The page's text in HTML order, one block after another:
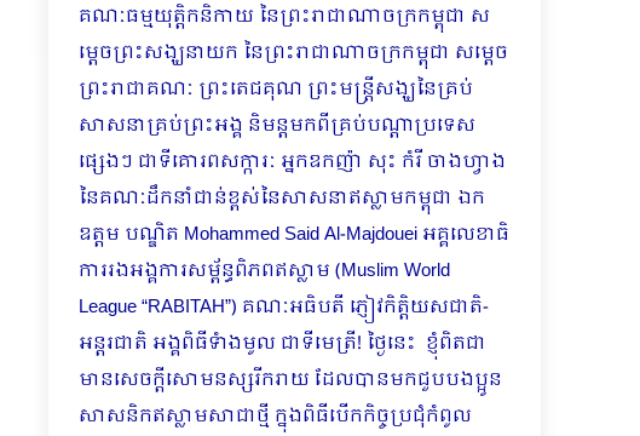
គណៈធម្មយុត្តិកនិកាយ នៃព្រះរាជាណាចក្រកម្ពុជា​ ស
ម្តេចព្រះសង្ឃនាយក នៃព្រះរាជាណាចក្រកម្ពុជា សម្តេច
ព្រះរាជាគណៈ ព្រះតេជគុណ ព្រះមន្ត្រីសង្ឃនៃគ្រប់
សាសនាគ្រប់ព្រះអង្គ ​និមន្តមកពីគ្រប់បណ្តាប្រទេស
ផ្សេងៗ ជាទីគោរពសក្ការៈ អ្នកឧកញ៉ា សុះ កំរី ចាងហ្វាង
នៃគណៈដឹកនាំជាន់ខ្ពស់នៃសាសនាឥស្លាមកម្ពុជា ឯក
ឧត្តម បណ្ឌិត Mohammed Said Al-Majdouei អគ្គលេខាធិ
ការរងអង្គការសម្ព័ន្ធពិភពឥស្លាម (Muslim World
League “RABITAH”) គណៈអធិបតី ភ្ញៀវកិត្តិយសជាតិ-
អន្តរជាតិ អង្គពិធីទំាងមូល ជាទីមេត្រី! ថ្ងៃនេះ ខ្ញុំពិតជា
មានសេចក្តីសោមនស្សរីករាយ ដែលបានមកជួបបងប្អូន
សាសនិកឥស្លាមសាជាថ្មី ក្នុងពិធីបើកកិច្ចប្រជុំកំពូល